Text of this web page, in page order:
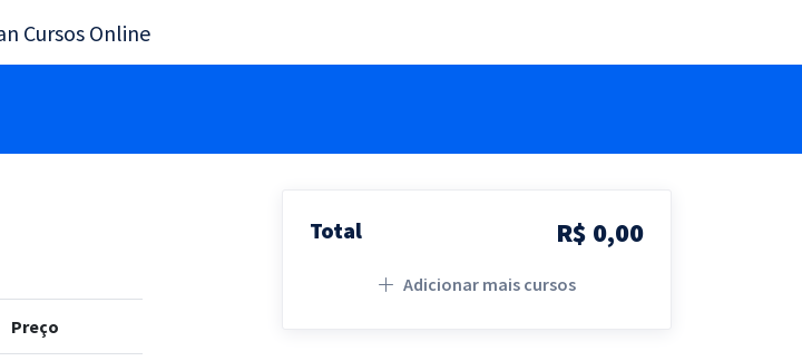
Preço
Total R$ 0,00
Adicionar mais cursos